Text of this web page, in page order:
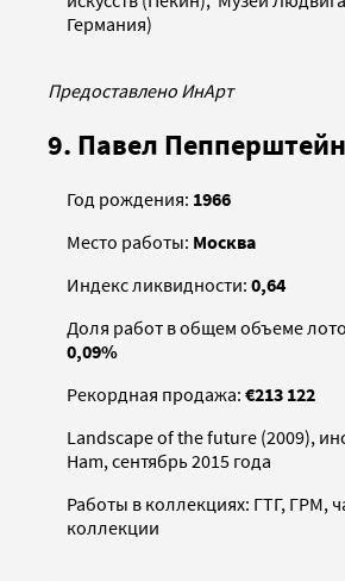
Германия)
Предоставлено ИнАрт
9. Павел Пепперштейн
Год рождения: 1966
Место работы: Москва
Индекс ликвидности: 0,64
Доля работ в общем объеме
0,09%
Рекордная продажа: €213 122
Landscape of the future (2009),
Ham, сентябрь 2015 года
Работы в коллекциях: ГТГ, ГРМ,
коллекции